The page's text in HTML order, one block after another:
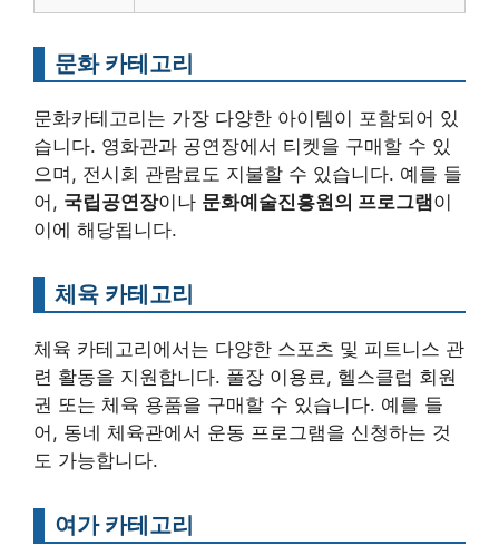
문화 카테고리
문화카테고리는 가장 다양한 아이템이 포함되어 있
습니다. 영화관과 공연장에서 티켓을 구매할 수 있
으며, 전시회 관람료도 지불할 수 있습니다. 예를 들
어, 국립공연장이나 문화예술진흥원의 프로그램이
이에 해당됩니다.
체육 카테고리
체육 카테고리에서는 다양한 스포츠 및 피트니스 관
련 활동을 지원합니다. 풀장 이용료, 헬스클럽 회원
권 또는 체육 용품을 구매할 수 있습니다. 예를 들
어, 동네 체육관에서 운동 프로그램을 신청하는 것
도 가능합니다.
여가 카테고리